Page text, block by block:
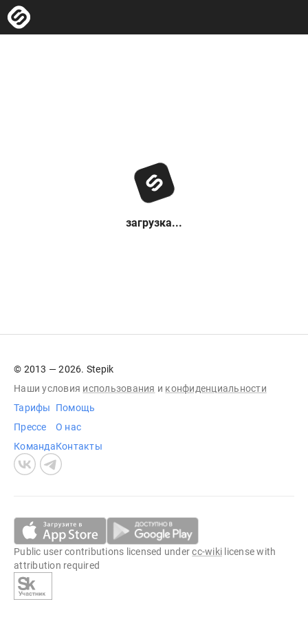
загрузка...
© 2013 — 2026. Stepik
Наши условия использования и конфиденциальности
Тарифы
Прессе
Команда
Помощь
О нас
Контакты
Public user contributions licensed undercc-wiki license with
attribution required